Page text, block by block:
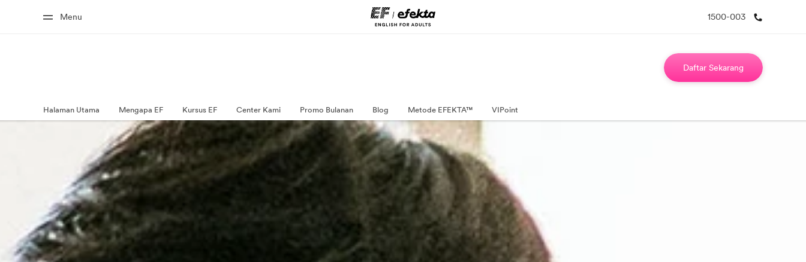
Menu 1500-003
Daftar Sekarang
Halaman Utama Mengapa EF Kursus EF Center Kami Promo Bulanan Blog Metode EFEKTA™ VIPoint